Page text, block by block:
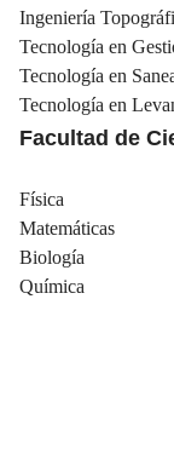
Ingeniería
Tecnología en
Tecnología en
Tecnología en
Facultad de
Física
Matemáticas
Biología
Química